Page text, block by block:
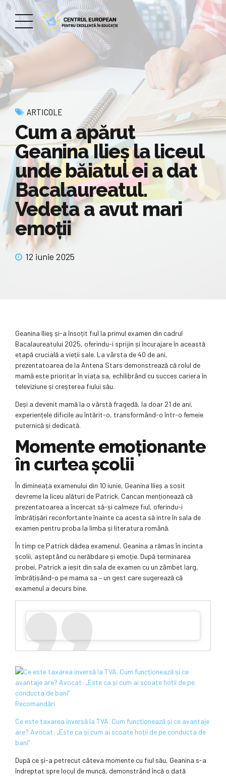
ARTICOLE
Cum a apărut
Geanina Ilieș la liceul
unde băiatul ei a dat
Bacalaureatul.
Vedeta a avut mari
emoții
12 iunie 2025
Geanina Ilieş și-a însoțit fiul la primul examen din cadrul
Bacalaureatului 2025, oferindu-i sprijin și încurajare în această
etapă crucială a vieții sale. La vârsta de 40 de ani,
prezentatoarea de la Antena Stars demonstrează că rolul de
mamă este prioritar în viața sa, echilibrând cu succes cariera în
televiziune și creșterea fiului său.
Deși a devenit mamă la o vârstă fragedă, la doar 21 de ani,
experiențele dificile au întărit-o, transformând-o într-o femeie
puternică și dedicată.
Momente emoționante
în curtea școlii
În dimineața examenului din 10 iunie, Geanina Ilieș a sosit
devreme la liceu alături de Patrick. Cancan menționează că
prezentatoarea a încercat să-și calmeze fiul, oferindu-i
îmbrățișări reconfortante înainte ca acesta să intre în sala de
examen pentru proba la limba și literatura română.
În timp ce Patrick dădea examenul, Geanina a rămas în incinta
școlii, așteptând cu nerăbdare și emoție. După terminarea
probei, Patrick a ieșit din sala de examen cu un zâmbet larg,
îmbrățișând-o pe mama sa – un gest care sugerează că
examenul a decurs bine.
Recomandări
Ce este taxarea inversă la TVA. Cum funcționează și ce avantaje
are? Avocat: „Este ca și cum ai scoate hoții de pe conducta de
bani”
După ce și-a petrecut câteva momente cu fiul său, Geanina s-a
îndreptat spre locul de muncă, demonstrând încă o dată